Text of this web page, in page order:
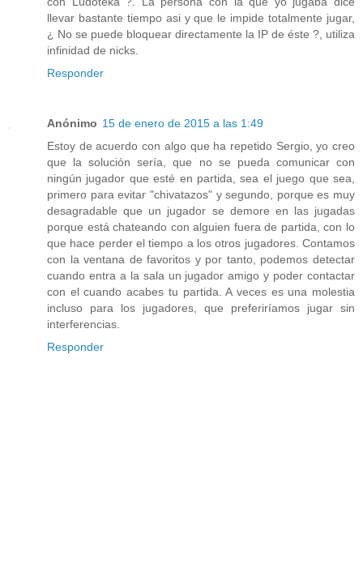
llevar bastante tiempo asi y que le impide totalmente jugar,
¿ No se puede bloquear directamente la IP de éste ?, utiliza
infinidad de nicks.
Responder
Anónimo 15 de enero de 2015 a las 1:49
Estoy de acuerdo con algo que ha repetido Sergio, yo creo
que la solución sería, que no se pueda comunicar con
ningún jugador que esté en partida, sea el juego que sea,
primero para evitar "chivatazos" y segundo, porque es muy
desagradable que un jugador se demore en las jugadas
porque está chateando con alguien fuera de partida, con lo
que hace perder el tiempo a los otros jugadores. Contamos
con la ventana de favoritos y por tanto, podemos detectar
cuando entra a la sala un jugador amigo y poder contactar
con el cuando acabes tu partida. A veces es una molestia
incluso para los jugadores, que preferiríamos jugar sin
interferencias.
Responder